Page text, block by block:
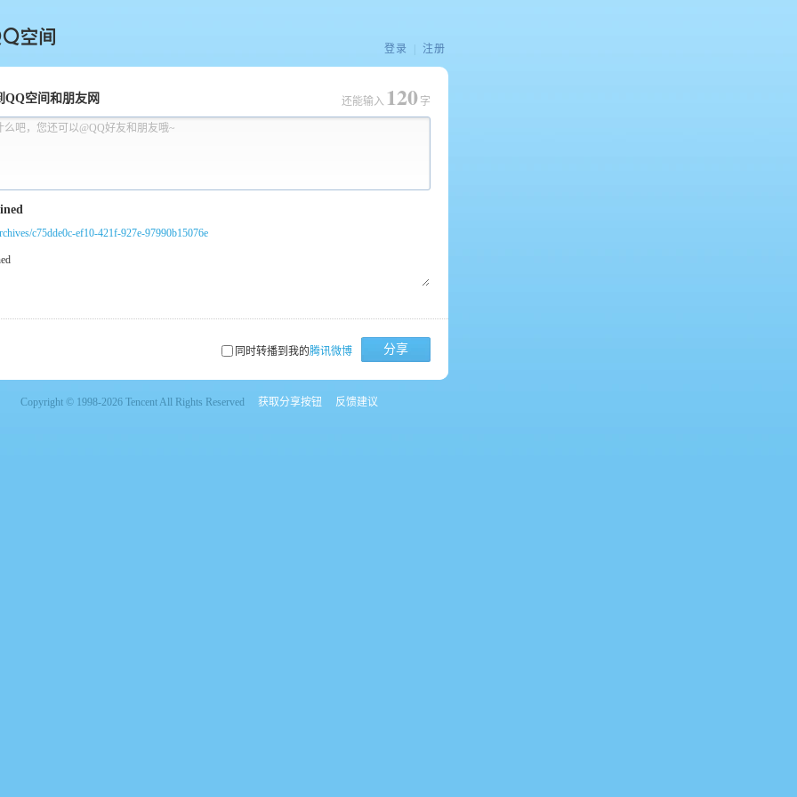
间
登录 注册
QQ空间和朋友网
么吧，您还可以@QQ好友和朋友哦~
还能输入 120 字
c75dde0c-ef10-421f-927e-97990b15076e
同时转播到我的腾讯微博 分享
Copyright © 1998-2026 Tencent All Rights Reserved 获取分享按钮 反馈建议